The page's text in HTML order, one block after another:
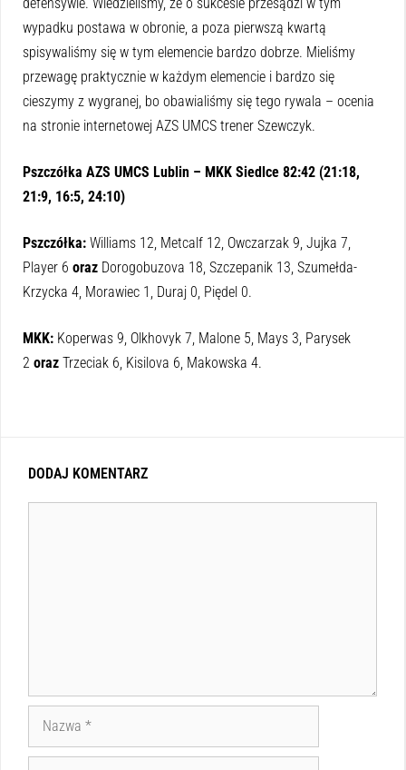
wypadku postawa w obronie, a poza pierwszą kwartą
spisywaliśmy się w tym elemencie bardzo dobrze. Mieliśmy
przewagę praktycznie w każdym elemencie i bardzo się
cieszymy z wygranej, bo obawialiśmy się tego rywala – ocenia
na stronie internetowej AZS UMCS trener Szewczyk.
Pszczółka AZS UMCS Lublin – MKK Siedlce 82:42 (21:18,
21:9, 16:5, 24:10)
Pszczółka: Williams 12, Metcalf 12, Owczarzak 9, Jujka 7,
Player 6 oraz Dorogobuzova 18, Szczepanik 13, Szumełda-
Krzycka 4, Morawiec 1, Duraj 0, Piędel 0.
MKK: Koperwas 9, Olkhovyk 7, Malone 5, Mays 3, Parysek
2 oraz Trzeciak 6, Kisilova 6, Makowska 4.
DODAJ KOMENTARZ